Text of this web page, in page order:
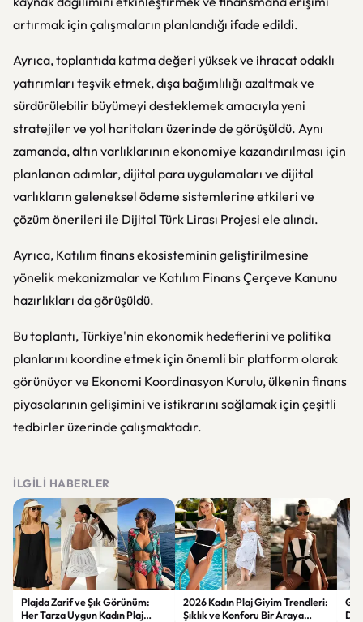
artırmak için çalışmaların planlandığı ifade edildi.
Ayrıca, toplantıda katma değeri yüksek ve ihracat odaklı
yatırımları teşvik etmek, dışa bağımlılığı azaltmak ve
sürdürülebilir büyümeyi desteklemek amacıyla yeni
stratejiler ve yol haritaları üzerinde de görüşüldü. Aynı
zamanda, altın varlıklarının ekonomiye kazandırılması için
planlanan adımlar, dijital para uygulamaları ve dijital
varlıkların geleneksel ödeme sistemlerine etkileri ve
çözüm önerileri ile Dijital Türk Lirası Projesi ele alındı.
Ayrıca, Katılım finans ekosisteminin geliştirilmesine
yönelik mekanizmalar ve Katılım Finans Çerçeve Kanunu
hazırlıkları da görüşüldü.
Bu toplantı, Türkiye'nin ekonomik hedeflerini ve politika
planlarını koordine etmek için önemli bir platform olarak
görünüyor ve Ekonomi Koordinasyon Kurulu, ülkenin finans
piyasalarının gelişimini ve istikrarını sağlamak için çeşitli
tedbirler üzerinde çalışmaktadır.
İLGILI HABERLER
Plajda Zarif ve Şık Görünüm:
Her Tarza Uygun Kadın Plaj
2026 Kadın Plaj Giyim Trendleri:
Şıklık ve Konforu Bir Araya